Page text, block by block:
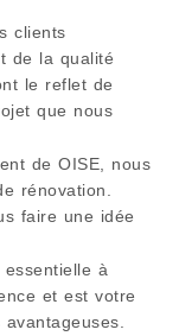
clients
de la qualité
le reflet de
que nous
de OISE, nous
rénovation.
faire une idée
à
et est votre